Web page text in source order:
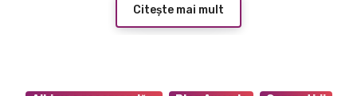
Citește mai mult